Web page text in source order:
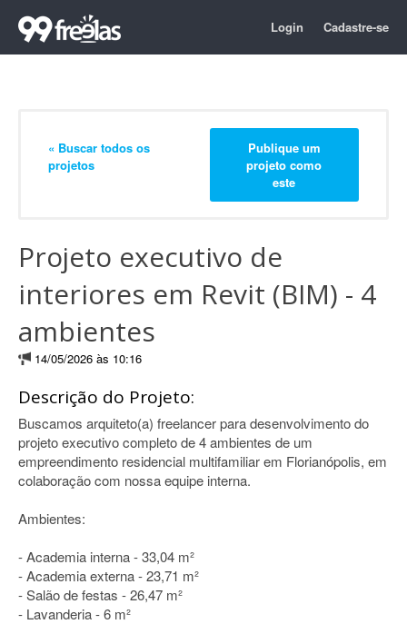
Login Cadastre-se
« Buscar todos os
projetos
Publique um
projeto como
este
Projeto executivo de
interiores em Revit (BIM) - 4
ambientes
14/05/2026 às 10:16
Descrição do Projeto:
Buscamos arquiteto(a) freelancer para desenvolvimento do
projeto executivo completo de 4 ambientes de um
empreendimento residencial multifamiliar em Florianópolis, em
colaboração com nossa equipe interna.
Ambientes:
- Academia interna - 33,04 m²
- Academia externa - 23,71 m²
- Salão de festas - 26,47 m²
- Lavanderia - 6 m²